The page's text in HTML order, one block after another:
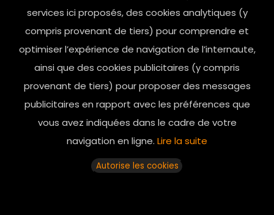
services ici proposés, des cookies analytiques (y
compris provenant de tiers) pour comprendre et
optimiser l’expérience de navigation de l’internaute,
ainsi que des cookies publicitaires (y compris
provenant de tiers) pour proposer des messages
publicitaires en rapport avec les préférences que
vous avez indiquées dans le cadre de votre
navigation en ligne. Lire la suite
Autorise les cookies
Horaires d’ouverture: 11h - 19h30 Du lundi au dimanche